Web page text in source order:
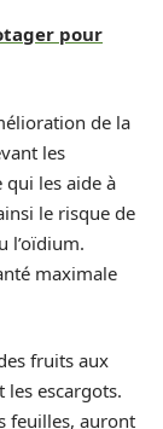
pour
de la
les
qui les aide à
le risque de
l’oïdium.
maximale
fruits aux
les escargots.
feuilles, auront